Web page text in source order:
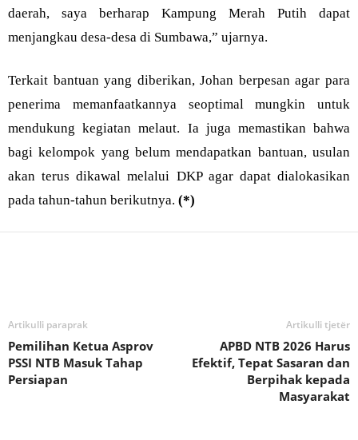
daerah, saya berharap Kampung Merah Putih dapat
menjangkau desa-desa di Sumbawa,” ujarnya.
Terkait bantuan yang diberikan, Johan berpesan agar para
penerima memanfaatkannya seoptimal mungkin untuk
mendukung kegiatan melaut. Ia juga memastikan bahwa
bagi kelompok yang belum mendapatkan bantuan, usulan
akan terus dikawal melalui DKP agar dapat dialokasikan
pada tahun-tahun berikutnya. (*)
Artikulli paraprak
Pemilihan Ketua Asprov
PSSI NTB Masuk Tahap
Persiapan
Artikulli tjetër
APBD NTB 2026 Harus
Efektif, Tepat Sasaran dan
Berpihak kepada
Masyarakat